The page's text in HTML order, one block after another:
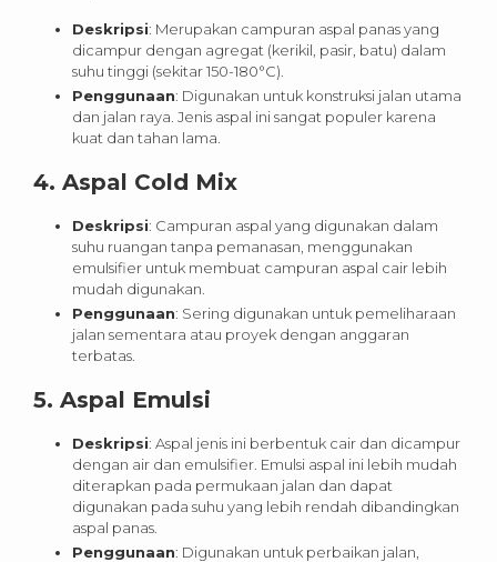
Deskripsi: Merupakan campuran aspal panas yang
dicampur dengan agregat (kerikil, pasir, batu) dalam
suhu tinggi (sekitar 150-180°C).
Penggunaan: Digunakan untuk konstruksi jalan utama
dan jalan raya. Jenis aspal ini sangat populer karena
kuat dan tahan lama.
4. Aspal Cold Mix
Deskripsi: Campuran aspal yang digunakan dalam
suhu ruangan tanpa pemanasan, menggunakan
emulsifier untuk membuat campuran aspal cair lebih
mudah digunakan.
Penggunaan: Sering digunakan untuk pemeliharaan
jalan sementara atau proyek dengan anggaran
terbatas.
5. Aspal Emulsi
Deskripsi: Aspal jenis ini berbentuk cair dan dicampur
dengan air dan emulsifier. Emulsi aspal ini lebih mudah
diterapkan pada permukaan jalan dan dapat
digunakan pada suhu yang lebih rendah dibandingkan
aspal panas.
Penggunaan: Digunakan untuk perbaikan jalan,